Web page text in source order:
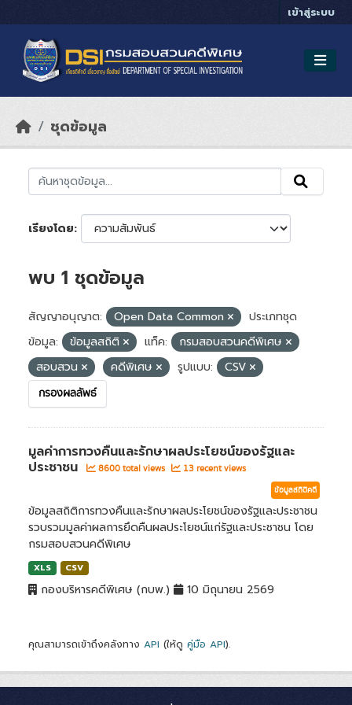
เข้าสู่ระบบ
ชุดข้อมูล
เรียงโดย
พบ 1 ชุดข้อมูล
สัญญาอนุญาต: Open Data Common
ประเภทชุด
ข้อมูล:
ข้อมูลสถิติ แท็ค:
กรมสอบสวนคดีพิเศษ
สอบสวน
คดีพิเศษ รูปแบบ: CSV
กรองผลลัพธ์
มูลค่าการทวงคืนและรักษาผลประโยชน์ของรัฐและ
ประชาชน
8600 total views 13 recent views
ข้อมูลสถิติคดี
ข้อมูลสถิติการทวงคืนและรักษาผลประโยชน์ของรัฐและประชาชน
รวบรวมมูลค่าผลการยึดคืนผลประโยชน์แก่รัฐและประชาชน โดย
กรมสอบสวนคดีพิเศษ
XLS CSV
กองบริหารคดีพิเศษ (กบพ.) 10 มิถุนายน 2569
คุณสามารถเข้าถึงคลังทาง API (ให้ดู คู่มือ API).